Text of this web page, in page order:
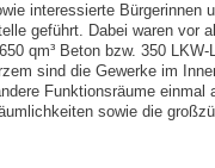
interessierte Bürgerinnen
geführt. Dabei waren vor
qm³ Beton bzw. 350 LKW-
sind die Gewerke im
Funktionsräume einmal
sowie die